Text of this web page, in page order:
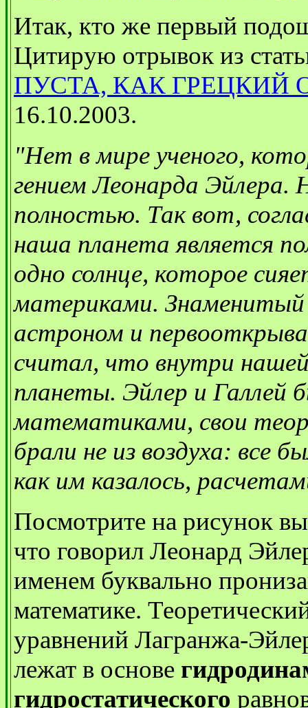
Итак, кто же первый
Цитирую отрывок из
ПУСТА, КАК ГРЕЦКИЙ
16.10.2003.
"Нет в мире ученого,
гением Леонарда Эйлера.
полностью. Так вот,
наша планета является
одно солнце, которое
материками. Знаменитый
астроном и
считал, что внутри
планеты. Эйлер и Галлей
математиками, свои
брали не из воздуха: все
как им казалось,
Посмотрите на рисунок
что говорил Леонард
именем буквально
математике.
уравнений Лагранжа-
лежат в основе
гидростатического